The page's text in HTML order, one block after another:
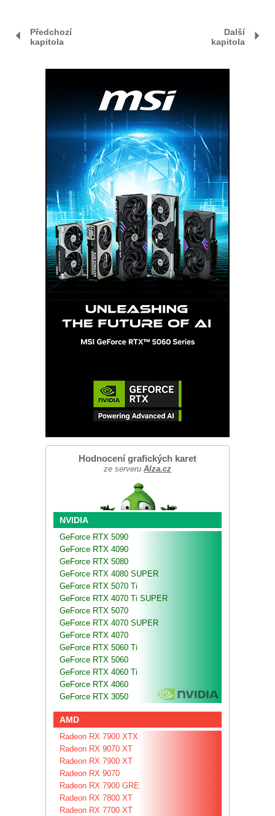
Předchozí
kapitola
Další
kapitola
Hodnocení grafických karet
ze serveru Alza.cz
NVIDIA
GeForce RTX 5090
GeForce RTX 4090
GeForce RTX 5080
GeForce RTX 4080 SUPER
GeForce RTX 5070 Ti
GeForce RTX 4070 Ti SUPER
GeForce RTX 5070
GeForce RTX 4070 SUPER
GeForce RTX 4070
GeForce RTX 5060 Ti
GeForce RTX 5060
GeForce RTX 4060 Ti
GeForce RTX 4060
GeForce RTX 3050
AMD
Radeon RX 7900 XTX
Radeon RX 9070 XT
Radeon RX 7900 XT
Radeon RX 9070
Radeon RX 7900 GRE
Radeon RX 7800 XT
Radeon RX 7700 XT